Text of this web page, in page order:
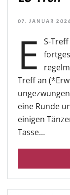
07. JANUAR
E
S-
Treff an
eine Runde
einigen
Tasse…